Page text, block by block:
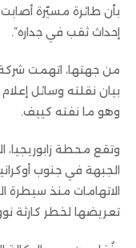
بأن طائرة مسيّرة أصابت
إحداث ثقب في جداره”.
من جهتها، اتهمت
بيان نقلته وسائل
وهو ما نفته كييف.
وتقع محطة زابوريجيا،
الجبهة في جنوب
تعريضها لخطر كارثة